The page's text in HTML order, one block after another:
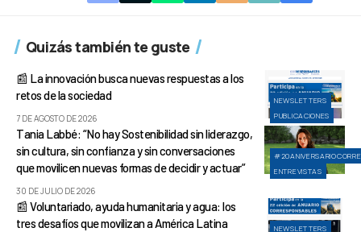
Quizás también te guste
NEWSLETTERS
PUBLICACIONES
📰 La innovación busca nuevas respuestas a los
retos de la sociedad
7 DE AGOSTO DE 2026
ENTREVISTAS
Tania Labbé: “No hay Sostenibilidad sin liderazgo,
sin cultura, sin confianza y sin conversaciones
que movilicen nuevas formas de decidir y actuar”
30 DE JULIO DE 2026
NEWSLETTERS
📰 Voluntariado, ayuda humanitaria y agua: los
tres desafíos que movilizan a América Latina